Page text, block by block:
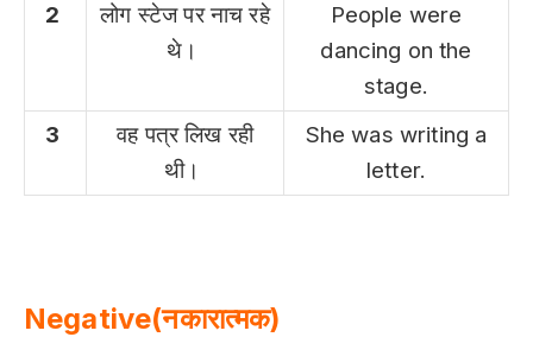
2
लोग स्टेज पर नाच रहे
थे।
People were
dancing on the
stage.
3
वह पत्र लिख रही
थी।
She was writing a
letter.
Negative(नकारात्मक)